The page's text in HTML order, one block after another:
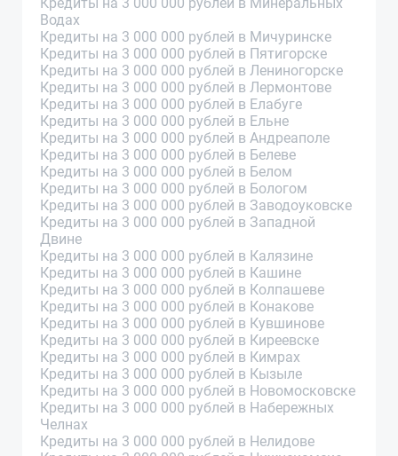
Водах
Кредиты на 3 000 000 рублей в Мичуринске
Кредиты на 3 000 000 рублей в Пятигорске
Кредиты на 3 000 000 рублей в Лениногорске
Кредиты на 3 000 000 рублей в Лермонтове
Кредиты на 3 000 000 рублей в Елабуге
Кредиты на 3 000 000 рублей в Ельне
Кредиты на 3 000 000 рублей в Андреаполе
Кредиты на 3 000 000 рублей в Белеве
Кредиты на 3 000 000 рублей в Белом
Кредиты на 3 000 000 рублей в Бологом
Кредиты на 3 000 000 рублей в Заводоуковске
Кредиты на 3 000 000 рублей в Западной
Двине
Кредиты на 3 000 000 рублей в Калязине
Кредиты на 3 000 000 рублей в Кашине
Кредиты на 3 000 000 рублей в Колпашеве
Кредиты на 3 000 000 рублей в Конакове
Кредиты на 3 000 000 рублей в Кувшинове
Кредиты на 3 000 000 рублей в Киреевске
Кредиты на 3 000 000 рублей в Кимрах
Кредиты на 3 000 000 рублей в Кызыле
Кредиты на 3 000 000 рублей в Новомосковске
Кредиты на 3 000 000 рублей в Набережных
Челнах
Кредиты на 3 000 000 рублей в Нелидове